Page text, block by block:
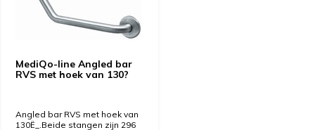
MediQo-line Angled bar
RVS met hoek van 130?
Angled bar RVS met hoek van
130Ë_.Beide stangen zijn 296